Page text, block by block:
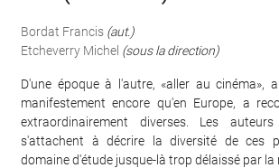
Bordat Francis (aut.)
Etcheverry Michel (sous la direction)
D'une époque à l'autre, «aller au cinéma»,
manifestement encore qu'en Europe, a
extraordinairement diverses. Les
s'attachent à décrire la diversité de ces
domaine d'étude jusque-là trop délaissé par la